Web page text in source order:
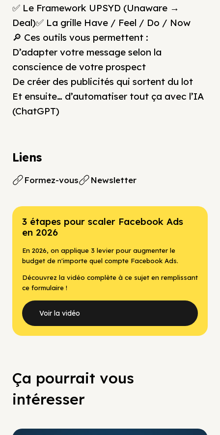
✅ Le Framework UPSYD (Unaware →
Deal)✅ La grille Have / Feel / Do / Now
🔎 Ces outils vous permettent :
D’adapter votre message selon la
conscience de votre prospect
De créer des publicités qui sortent du lot
Et ensuite… d’automatiser tout ça avec l’IA
(ChatGPT)
Liens
Formez-vous Newsletter
3 étapes pour scaler Facebook Ads
en 2026
En 2026, on applique 3 levier pour augmenter le
budget de n'importe quel compte Facebook Ads.
Découvrez la vidéo complète à ce sujet en remplissant
ce formulaire !
Voir la vidéo
Ça pourrait vous
intéresser